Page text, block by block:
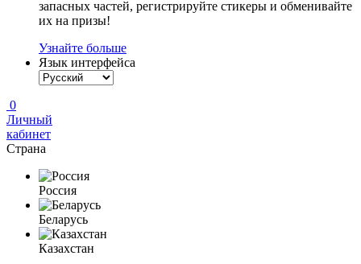
запасных частей, регистрируйте стикеры и обменивайте
их на призы!
Узнайте больше
Язык интерфейса
0
Личный
кабинет
Страна
Россия
Беларусь
Казахстан